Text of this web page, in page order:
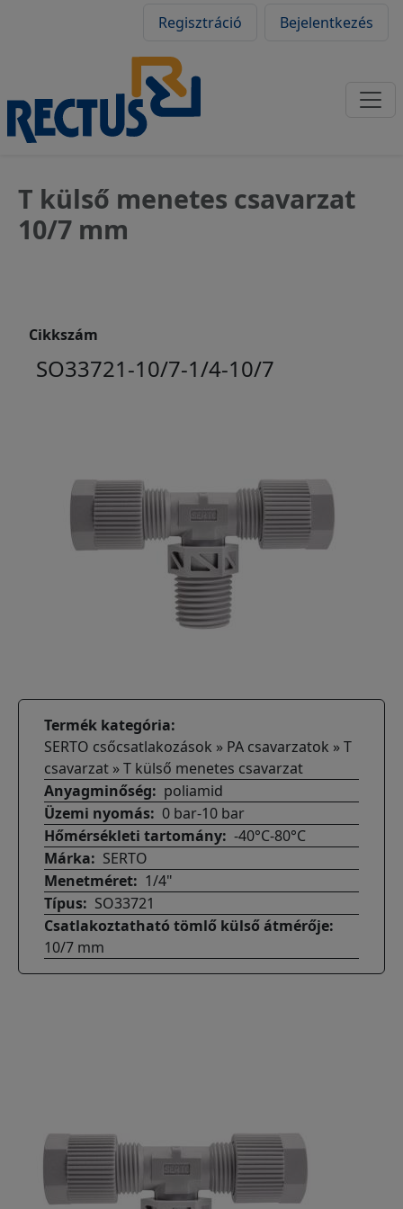
Felhasználói fiókRegisztráció Bejelentkezés
T külső menetes csavarzat
10/7 mm
Cikkszám
SO33721-10/7-1/4-10/7
Termék kategória
SERTO csőcsatlakozások » PA csavarzatok » T
csavarzat » T külső menetes csavarzat
Anyagminőség
poliamid
Üzemi nyomás
0 bar-10 bar
Hőmérsékleti tartomány -40°C-80°C
Márka
SERTO
Menetméret
1/4"
Típus
SO33721
Csatlakoztatható tömlő külső átmérője
10/7 mm